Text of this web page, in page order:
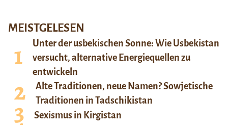
MEISTGELESEN
Unter der usbekischen Sonne: Wie Usbekistan
versucht, alternative Energiequellen zu
entwickeln
Alte Traditionen, neue Namen? Sowjetische
Traditionen in Tadschikistan
Sexismus in Kirgistan